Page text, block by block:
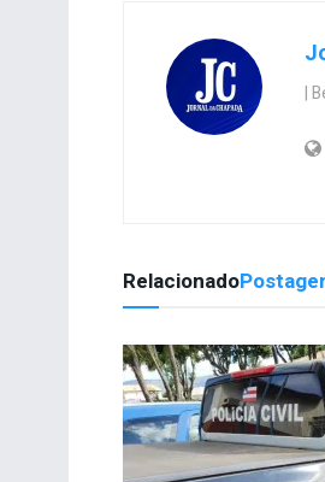
|
Relacionado